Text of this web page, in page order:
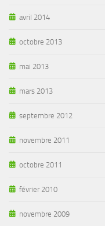
avril 2014
octobre 2013
mai 2013
mars 2013
septembre 2012
novembre 2011
octobre 2011
février 2010
novembre 2009